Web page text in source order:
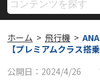
ホーム > 飛行機 >
【プレミアムクラス搭乗
公開日： 2024/4/26